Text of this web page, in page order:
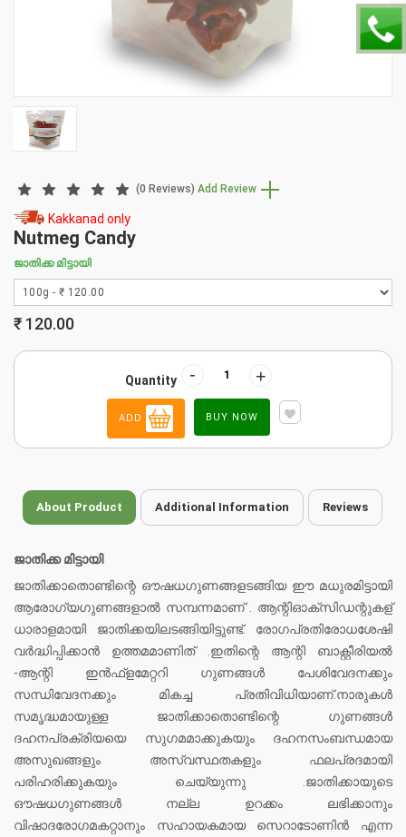
(0 Reviews) Add Review
Kakkanad only
Nutmeg Candy
ജാതിക്ക മിട്ടായി
₹ 120.00
Quantity - +
ADD BUY NOW
About Product Additional Information Reviews
ജാതിക്ക മിട്ടായി
ജാതിക്കാതൊണ്ടിന്റെ ഔഷധഗുണങ്ങളടങ്ങിയ ഈ മധുരമിട്ടായി
ആരോഗ്യഗുണങ്ങളാൽ സമ്പന്നമാണ് . ആന്റിഓക്സിഡന്റുകള്
ധാരാളമായി ജാതിക്കയിലടങ്ങിയിട്ടുണ്ട്. രോഗപ്രതിരോധശേഷി
വർദ്ധിപ്പിക്കാൻ ഉത്തമമാണിത് .ഇതിന്റെ ആന്റി ബാക്റ്റീരിയൽ
-ആന്റി ഇൻഫ്ളമേറ്ററി ഗുണങ്ങൾ പേശിവേദനക്കും
സന്ധിവേദനക്കും മികച്ച പ്രതിവിധിയാണ്.നാരുകൾ
സമൃദ്ധമായുള്ള ജാതിക്കാതൊണ്ടിന്റെ ഗുണങ്ങൾ
ദഹനപ്രക്രിയയെ സുഗമമാക്കുകയും ദഹനസംബന്ധമായ
അസുഖങ്ങളും അസ്വസ്ഥതകളും ഫലപ്രദമായി
പരിഹരിക്കുകയും ചെയ്യുന്നു .ജാതിക്കായുടെ
ഔഷധഗുണങ്ങൾ നല്ല ഉറക്കം ലഭിക്കാനും
വിഷാദരോഗമകറ്റാനും സഹായകമായ സെറാടോണിൻ എന്ന